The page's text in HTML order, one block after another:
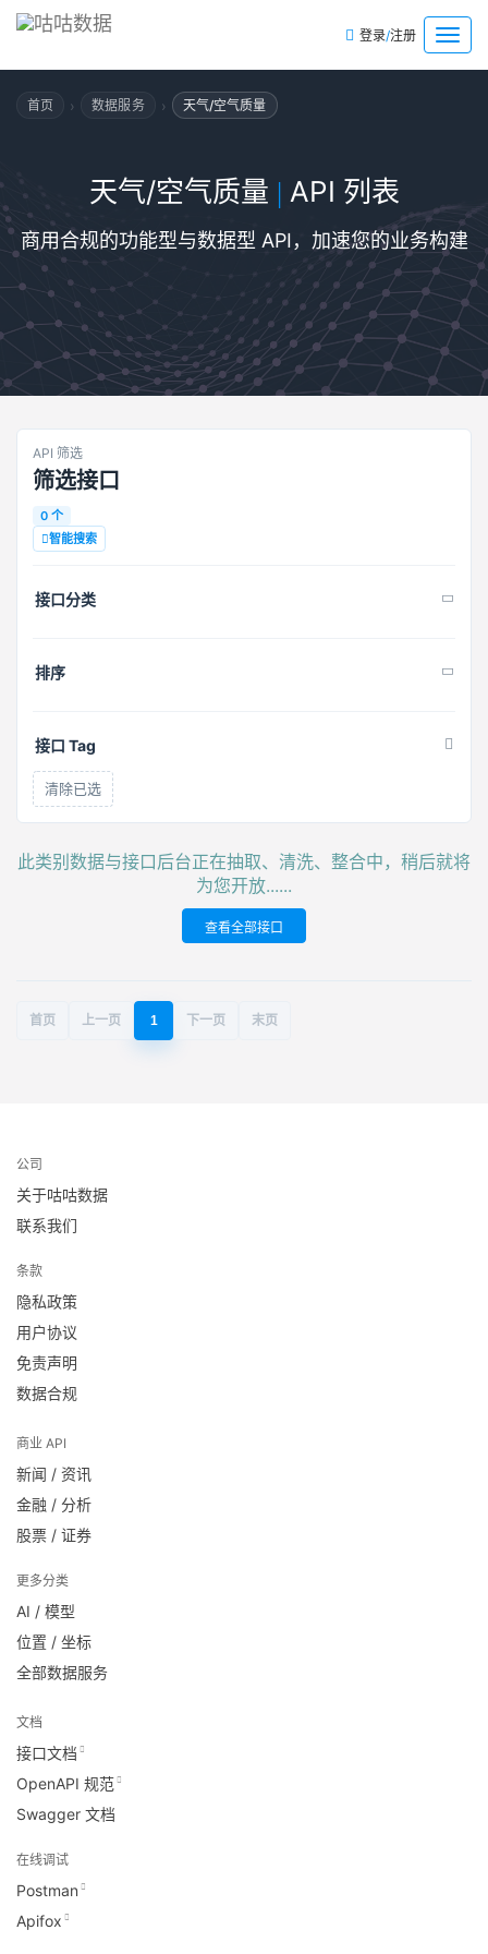
菜
单
登录/注册
首页 › 数据服务 › 天气/空气质量
天气/空气质量 | API 列表
商用合规的功能型与数据型 API，加速您的业务构建
API 筛选
筛选接口
0 个
智能搜索
接口分类
排序
接口 Tag
清除已选
此类别数据与接口后台正在抽取、清洗、整合中，稍后就将
为您开放......
查看全部接口
首页 上一页 1 下一页 末页
公司
关于咕咕数据
联系我们
条款
隐私政策
用户协议
免责声明
数据合规
商业 API
新闻 / 资讯
金融 / 分析
股票 / 证券
更多分类
AI / 模型
位置 / 坐标
全部数据服务
文档
接口文档
OpenAPI 规范
Swagger 文档
在线调试
Postman
Apifox